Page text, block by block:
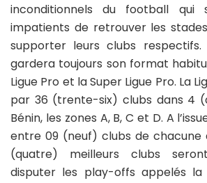
inconditionnels du football qui
impatients de retrouver les
supporter leurs clubs respectifs.
gardera toujours son format
Ligue Pro et la Super Ligue Pro. La
par 36 (trente-six) clubs dans 4
Bénin, les zones A, B, C et D. A
entre 09 (neuf) clubs de chacune
(quatre) meilleurs clubs
disputer les play-offs appelés la